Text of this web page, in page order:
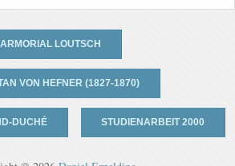
ARMORIAL LOUTSCH
VON HEFNER (1827-1870)
DUCHÉ STUDIENARBEIT 2000